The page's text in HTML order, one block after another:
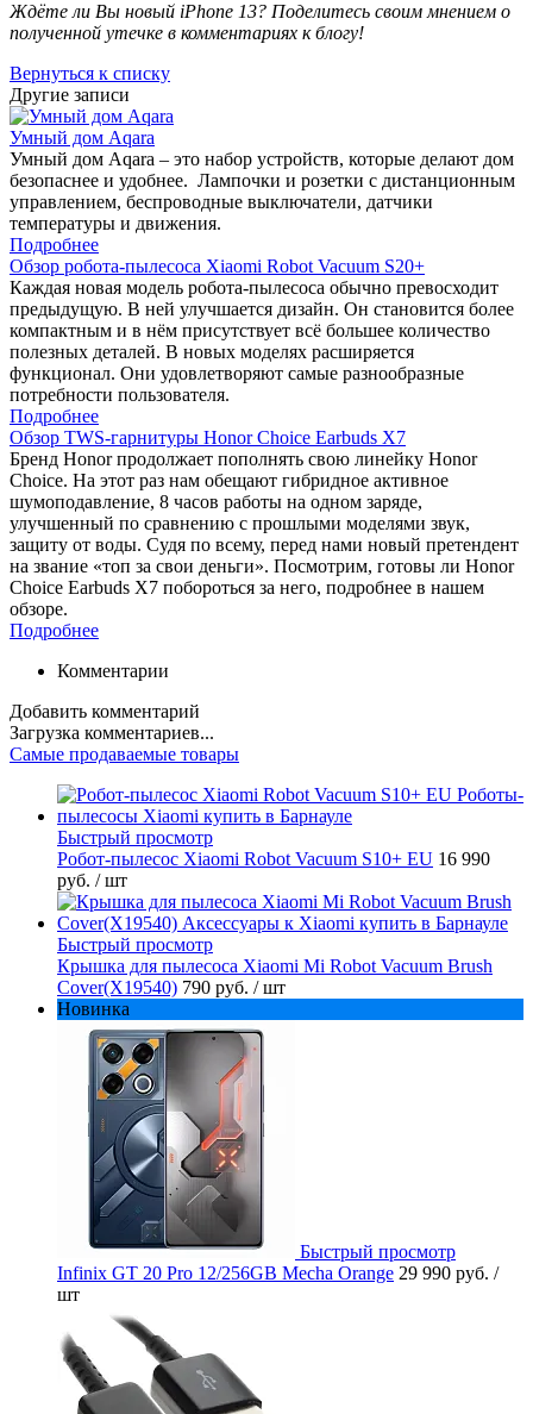
Ждёте ли Вы новый iPhone 13? Поделитесь своим мнением о
полученной утечке в комментариях к блогу!
Вернуться к списку
Другие записи
Умный дом Aqara
Умный дом Aqara – это набор устройств, которые делают дом
безопаснее и удобнее. Лампочки и розетки с дистанционным
управлением, беспроводные выключатели, датчики
температуры и движения.
Подробнее
Обзор робота-пылесоса Xiaomi Robot Vacuum S20+
Каждая новая модель робота-пылесоса обычно превосходит
предыдущую. В ней улучшается дизайн. Он становится более
компактным и в нём присутствует всё большее количество
полезных деталей. В новых моделях расширяется
функционал. Они удовлетворяют самые разнообразные
потребности пользователя.
Подробнее
Обзор TWS-гарнитуры Honor Choice Earbuds X7
Бренд Honor продолжает пополнять свою линейку Honor
Choice. На этот раз нам обещают гибридное активное
шумоподавление, 8 часов работы на одном заряде,
улучшенный по сравнению с прошлыми моделями звук,
защиту от воды. Судя по всему, перед нами новый претендент
на звание «топ за свои деньги». Посмотрим, готовы ли Honor
Choice Earbuds X7 побороться за него, подробнее в нашем
обзоре.
Подробнее
Комментарии
Добавить комментарий
Загрузка комментариев...
Самые продаваемые товары
Быстрый просмотр
Робот-пылесос Xiaomi Robot Vacuum S10+ EU 16 990
руб. / шт
Быстрый просмотр
Крышка для пылесоса Xiaomi Mi Robot Vacuum Brush
Cover(X19540) 790 руб. / шт
Новинка
Быстрый просмотр
Infinix GT 20 Pro 12/256GB Mecha Orange 29 990 руб. /
шт